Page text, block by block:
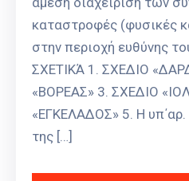
καταστροφές (φυσικές
στην περιοχή ευθύνης
ΣΧΕΤΙΚΆ 1. ΣΧΕΔΙΟ
«ΒΟΡΕΑΣ» 3. ΣΧΕΔΙΟ
«ΕΓΚΕΛΑΔΟΣ» 5. Η
της […]